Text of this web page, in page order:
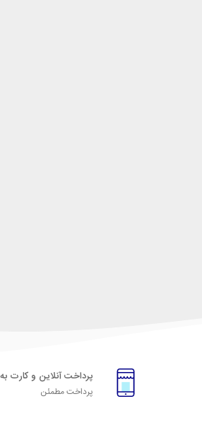
پرداخت آنلاین و کارت
پرداخت مطمئن